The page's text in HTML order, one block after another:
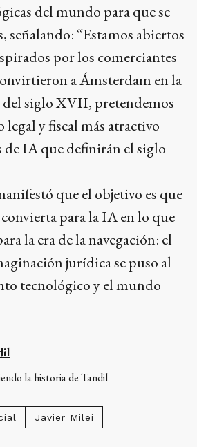
del mundo para que se
señalando: “Estamos abiertos
por los comerciantes
a Ámsterdam en la
siglo XVII, pretendemos
y fiscal más atractivo
de IA que definirán el siglo
que el objetivo es que
para la IA en lo que
la era de la navegación: el
jurídica se puso al
tecnológico y el mundo
la historia de Tandil
Javier Milei